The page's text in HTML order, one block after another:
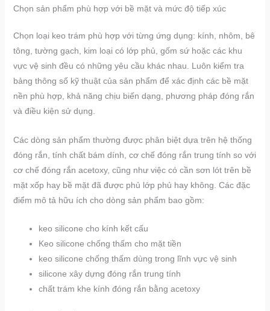
Chọn sản phẩm phù hợp với bề mặt và mức độ tiếp xúc
Chọn loại keo trám phù hợp với từng ứng dụng: kính, nhôm, bê
tông, tường gạch, kim loại có lớp phủ, gốm sứ hoặc các khu
vực vệ sinh đều có những yêu cầu khác nhau. Luôn kiểm tra
bảng thông số kỹ thuật của sản phẩm để xác định các bề mặt
nền phù hợp, khả năng chịu biến dạng, phương pháp đóng rắn
và điều kiện sử dụng.
Các dòng sản phẩm thường được phân biệt dựa trên hệ thống
đóng rắn, tính chất bám dính, cơ chế đóng rắn trung tính so với
cơ chế đóng rắn acetoxy, cũng như việc có cần sơn lót trên bề
mặt xốp hay bề mặt đã được phủ lớp phủ hay không. Các đặc
điểm mô tả hữu ích cho dòng sản phẩm bao gồm:
keo silicone cho kính kết cấu
Keo silicone chống thấm cho mặt tiền
keo silicone chống thấm dùng trong lĩnh vực vệ sinh
silicone xây dựng đóng rắn trung tính
chất trám khe kính đóng rắn bằng acetoxy